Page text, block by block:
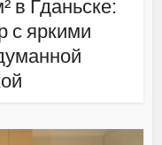
в Гданьске:
с яркими